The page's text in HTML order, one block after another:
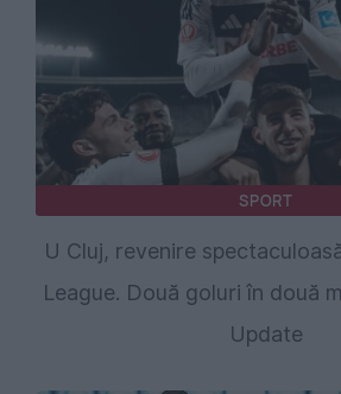
SPORT
U Cluj, revenire
League. Două goluri în două
Update